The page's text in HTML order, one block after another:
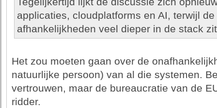
applicaties, cloudplatforms en AI, terwijl
afhankelijkheden veel dieper in de stack
Het zou moeten gaan over de
natuurlijke persoon) van al die systemen.
vertrouwen, maar de bureaucratie van de
ridder.